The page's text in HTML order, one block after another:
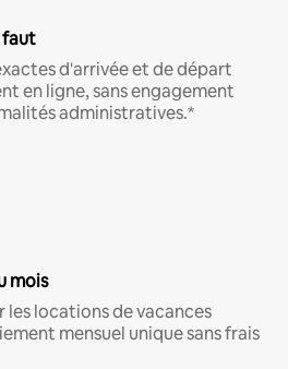
faut
d'arrivée et de départ
en ligne, sans engagement
administratives.*
mois
les locations de vacances
mensuel unique sans frais